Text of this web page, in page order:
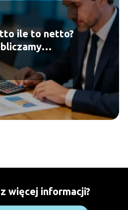
ile to netto?
na rękę
więcej informacji?